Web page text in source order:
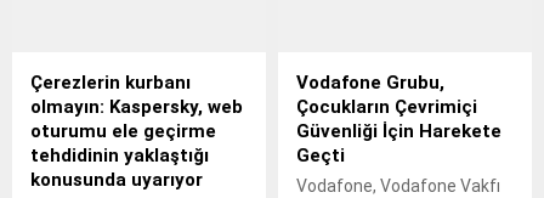
Çerezlerin kurbanı
olmayın: Kaspersky, web
oturumu ele geçirme
tehdidinin yaklaştığı
konusunda uyarıyor
Vodafone Grubu,
Çocukların Çevrimiçi
Güvenliği İçin Harekete
Geçti
Vodafone, Vodafone Vakfı